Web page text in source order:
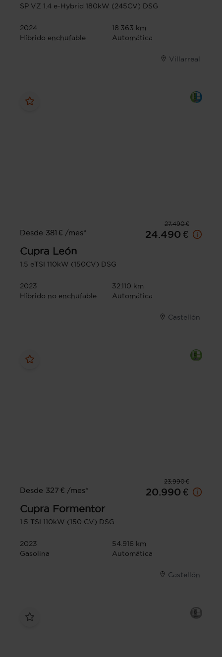
SP VZ 1.4 e-Hybrid 180kW (245CV) DSG
2024
18.363 km
Híbrido enchufable
Automática
Villarreal
27.490 €
Desde 381 € /mes*
24.490 €
Cupra León
1.5 eTSI 110kW (150CV) DSG
2023
32.110 km
Híbrido no enchufable
Automática
Castellón
23.990 €
Desde 327 € /mes*
20.990 €
Cupra Formentor
1.5 TSI 110kW (150 CV) DSG
2023
54.916 km
Gasolina
Automática
Castellón